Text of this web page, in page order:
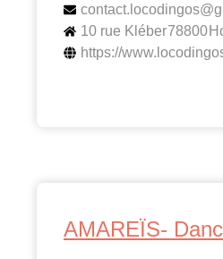
10 rue Kléber78800
https://
AMAREÏS-